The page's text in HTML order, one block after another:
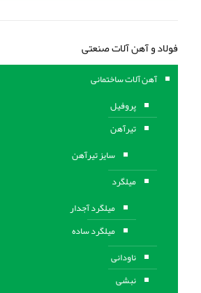
فولاد و آهن آلات صنعتی
آهن آلات ساختمانی
پروفیل
تیرآهن
سایز تیرآهن
میلگرد
میلگرد آجدار
میلگرد ساده
ناودانی
نبشی